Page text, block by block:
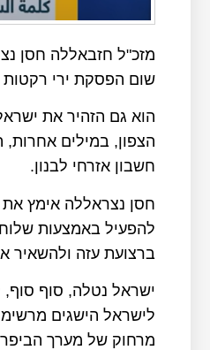
מזכ"ל חזבאללה חסן
שום הפסקת ירי
הוא גם הזהיר את
הצפון, במילים
חשבון אזרחי לבנון.
חסן נצראללה אימץ
להפעיל באמצעות
ברצועת עזה ולהשאיר
ישראל נטלה, סוף סוף,
לישראל הישגים
מרחוק של מערך